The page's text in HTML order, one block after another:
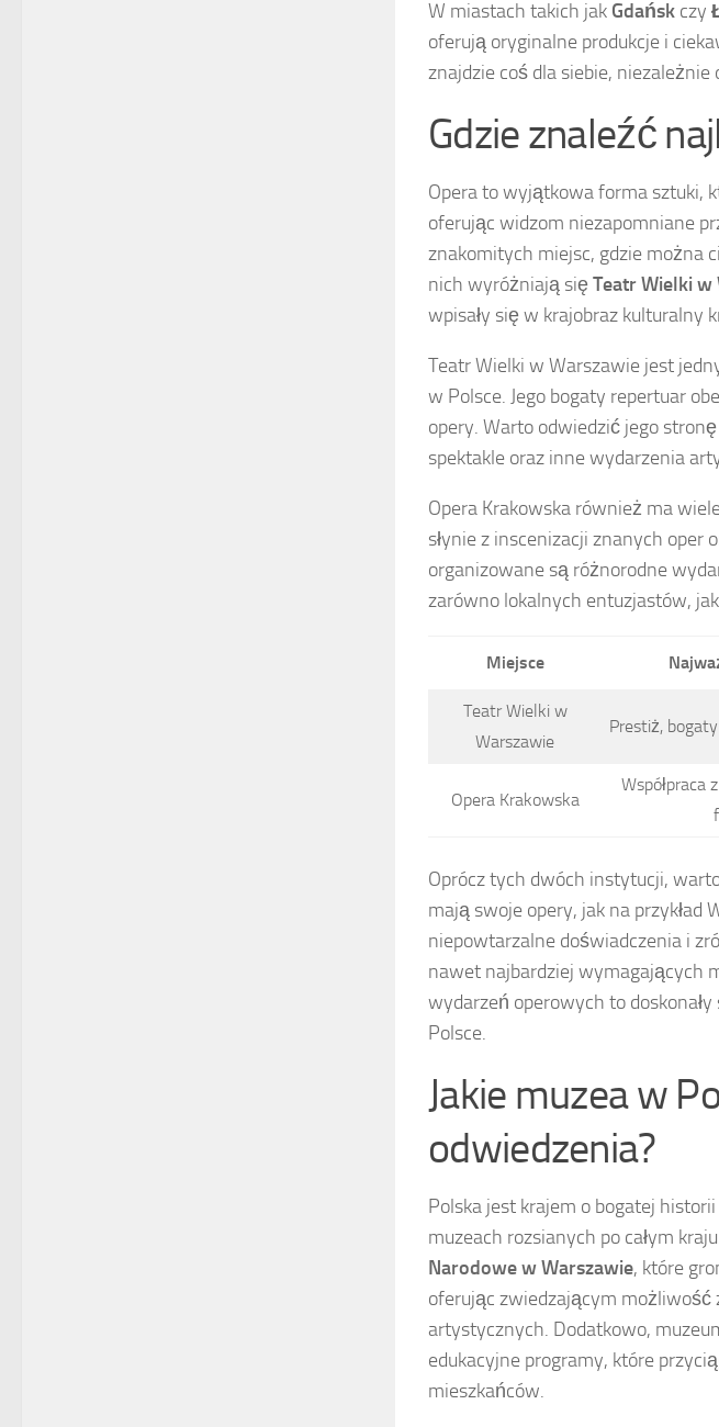
W miastach takich jak Gdańsk czy
oferują oryginalne produkcje i
znajdzie coś dla siebie,
Gdzie znaleźć
Opera to wyjątkowa forma sztuki,
oferując widzom niezapomniane
znakomitych miejsc, gdzie można
nich wyróżniają sięTeatr Wielki w
wpisały się w krajobraz kulturalny
Teatr Wielki w Warszawie jest
w Polsce. Jego bogaty repertuar
opery. Warto odwiedzić jego
spektakle oraz inne wydarzenia
Opera Krakowska również ma
słynie z inscenizacji znanych oper
organizowane są różnorodne
zarówno lokalnych entuzjastów,
Miejsce
Teatr Wielki w
Warszawie
Prestiż,
Opera Krakowska
Współpraca
Oprócz tych dwóch instytucji,
mają swoje opery, jak na przykład
niepowtarzalne doświadczenia i
nawet najbardziej wymagających
wydarzeń operowych to
Polsce.
Jakie muzea w
odwiedzenia?
Polska jest krajem o bogatej
muzeach rozsianych po całym
Narodowe w Warszawie, które
oferując zwiedzającym możliwość
artystycznych. Dodatkowo,
edukacyjne programy, które
mieszkańców.